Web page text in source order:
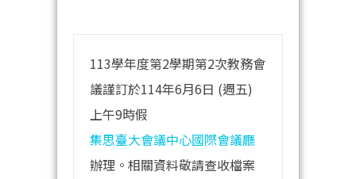
113學年度第2學期第2次教務會
議謹訂於114年6月6日 (週五)
上午9時假
集思臺大會議中心國際會議廳
辦理。相關資料敬請查收檔案